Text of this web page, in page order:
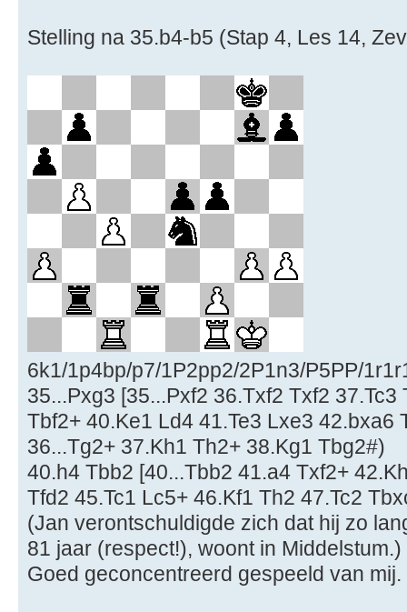
Stelling na 35.b4-b5 (Stap 4, Les 14,
6k1/1p4bp/p7/1P2pp2/2P1n3/P5PP/
35...Pxg3 [35...Pxf2 36.Txf2 Txf2
Tbf2+ 40.Ke1 Ld4 41.Te3 Lxe3 42.bxa6
36...Tg2+ 37.Kh1 Th2+ 38.Kg1 Tbg2#)
40.h4 Tbb2 [40...Tbb2 41.a4 Txf2+
Tfd2 45.Tc1 Lc5+ 46.Kf1 Th2 47.Tc2
(Jan verontschuldigde zich dat hij zo
81 jaar (respect!), woont in Middelstum.)
Goed geconcentreerd gespeeld van mij.